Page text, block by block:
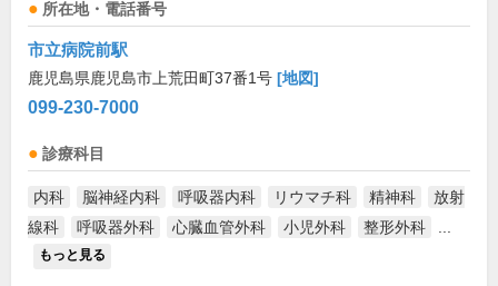
所在地・電話番号
市立病院前駅
鹿児島県鹿児島市上荒田町37番1号 [地図]
099-230-7000
診療科目
内科 脳神経内科 呼吸器内科 リウマチ科 精神科
放射
線科
呼吸器外科 心臓血管外科 小児外科 整形外科
もっと見る